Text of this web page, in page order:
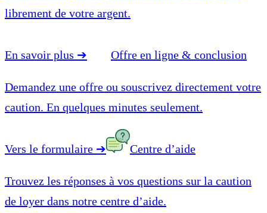
librement de votre argent.
En savoir plus ➔ Offre en ligne & conclusion
Demandez une offre ou souscrivez directement votre
caution. En quelques minutes seulement.
Vers le formulaire ➔ Centre d’aide
Trouvez les réponses à vos questions sur la caution
de loyer dans notre centre d’aide.